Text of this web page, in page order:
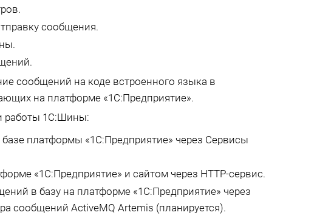
сообщения.
сообщений на коде встроенного языка в
на платформе «1С:Предприятие».
работы 1С:Шины:
платформы «1С:Предприятие» через Сервисы
«1С:Предприятие» и сайтом через HTTP-сервис.
в базу на платформе «1С:Предприятие» через
сообщений ActiveMQ Artemis (планируется).